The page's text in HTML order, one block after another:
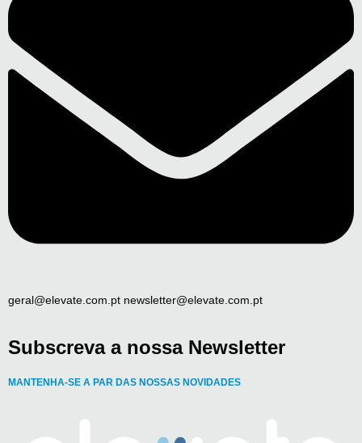
geral@elevate.com.pt newsletter@elevate.com.pt
Subscreva a nossa Newsletter
MANTENHA-SE A PAR DAS NOSSAS NOVIDADES